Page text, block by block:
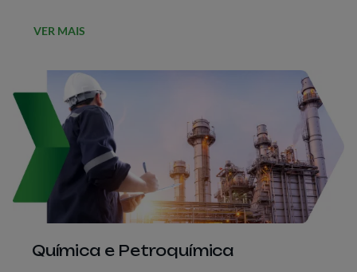
VER MAIS
Química e Petroquímica